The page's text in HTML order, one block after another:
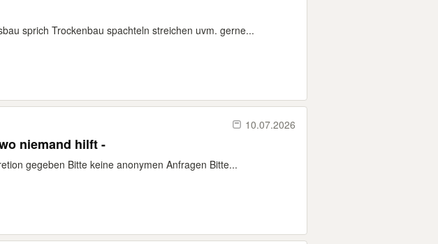
sprich Trockenbau spachteln streichen uvm. gerne...
10.07.2026
niemand hilft -
gegeben Bitte keine anonymen Anfragen Bitte...